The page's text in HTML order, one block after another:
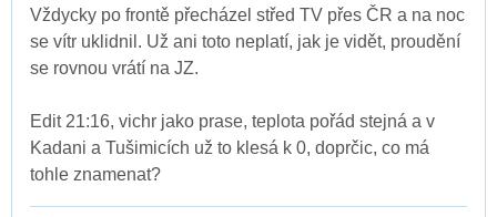
Vždycky po frontě přecházel střed TV přes ČR a na noc
se vítr uklidnil. Už ani toto neplatí, jak je vidět, proudění
se rovnou vrátí na JZ.
Edit 21:16, vichr jako prase, teplota pořád stejná a v
Kadani a Tušimicích už to klesá k 0, doprčic, co má
tohle znamenat?